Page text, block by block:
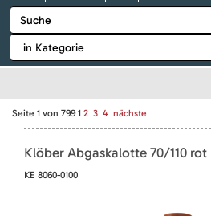
Seite 1 von 799 1 2 3 4 nächste
Klöber Abgaskalotte 70/110 rot
KE 8060-0100